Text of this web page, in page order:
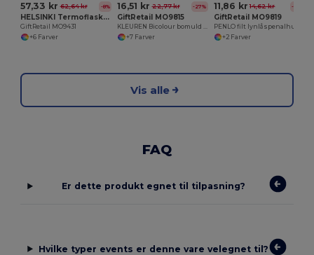
57,33 kr 62,64 kr -8%
HELSINKI Termoflaske 500 ml
GiftRetail MO9431
+6 Farver
16,51 kr 22,77 kr -27%
GiftRetail MO9815
KLEUREN Bicolour bomuld kosmetikpose
+7 Farver
11,86 kr 14,62 kr -19%
GiftRetail MO9819
PENLO filt lynlåspenalhus
+2 Farver
Vis alle
FAQ
Er dette produkt egnet til tilpasning?
Hvilke typer events er denne vare velegnet til?